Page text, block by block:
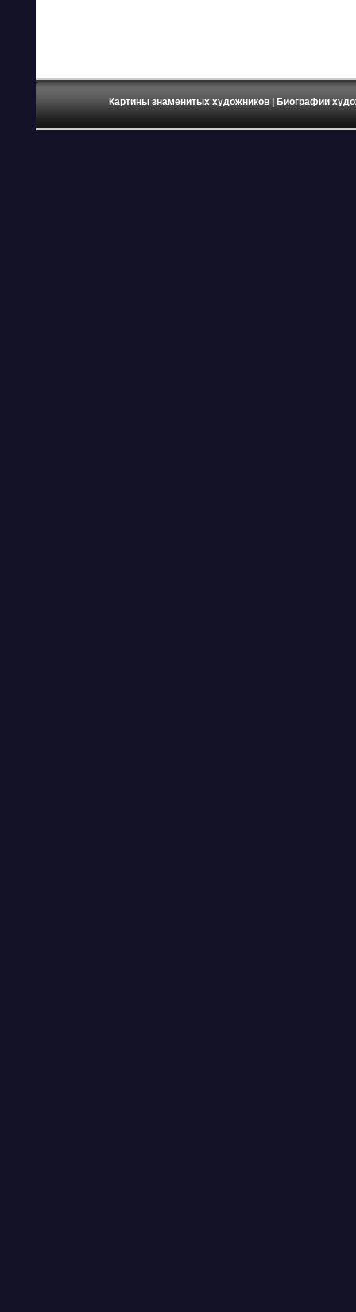
Картины знаменитых художников | Биографии